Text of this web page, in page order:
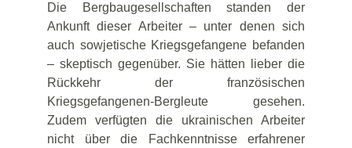
Die Bergbaugesellschaften standen der
Ankunft dieser Arbeiter – unter denen sich
auch sowjetische Kriegsgefangene befanden
– skeptisch gegenüber. Sie hätten lieber die
Rückkehr der französischen
Kriegsgefangenen-Bergleute gesehen.
Zudem verfügten die ukrainischen Arbeiter
nicht über die Fachkenntnisse erfahrener